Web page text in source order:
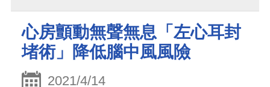
心房顫動無聲無息「左心耳封
堵術」降低腦中風風險
2021/4/14